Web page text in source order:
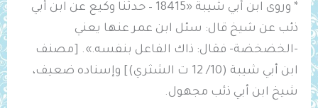
* وروى ابن أبي شيبة «18415 – حدثنا وكيع عن ابن أبي
ذئب عن شيخ قال: سئل ابن عمر عنها يعني
-الخضخضة- فقال: ذاك الفاعل بنفسه.». [مصنف
ابن أبي شيبة (10/ 12 ت الشثري)] وإسناده ضعيف،
شيخ ابن أبي ذئب مجهول.